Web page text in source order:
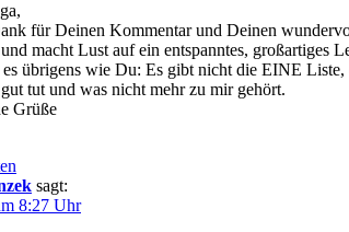
für Deinen Kommentar und Deinen
macht Lust auf ein entspanntes, großartiges
es übrigens wie Du: Es gibt nicht die EINE
tut und was nicht mehr zu mir gehört.
Grüße
sagt:
8:27 Uhr